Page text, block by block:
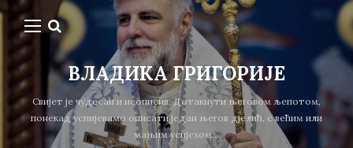
ВЛАДИКА ГРИГОРИЈЕ
Свијет је чудесан и неописив. Дотакнути његовом љепотом,
понекад успијевамо описати један његов дјелић, с већим или
мањим успјехом...